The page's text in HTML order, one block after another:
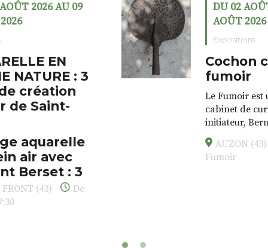
DU 02 AOÛT 2026 AU 23
AOÛT 2026
Expositions
Cochon charbon au
fumoir
Le Fumoir est une sorte de
cabinet de curiosités. Son
initiateur, Bernard Turle,
s’amuse à donner à voir des
associations fertiles, graves ou
drôles, parfois fumeuses. Des
elle joue
AUZON (43) Galerie Le